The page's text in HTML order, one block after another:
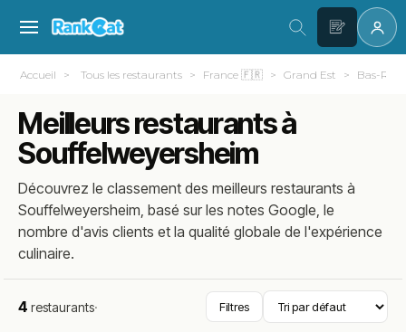
Accueil Tous les restaurants France 🇫🇷 Grand Est Bas-
Meilleurs restaurants à
Souffelweyersheim
Découvrez le classement des meilleurs restaurants à
Souffelweyersheim, basé sur les notes Google, le
nombre d'avis clients et la qualité globale de l'expérience
culinaire.
4 restaurants· Filtres